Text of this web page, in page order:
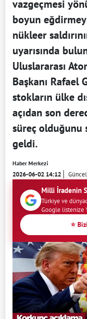
vazgeçmesi
boyun
nükleer
uyarısında
Uluslararası
Başkanı Rafael
stokların ülke
açıdan son
süreç olduğunu
geldi.
Haber Merkezi
2026-06-02 14:12
Milli İradenin
Türkiye ve
Google listenize
⭐